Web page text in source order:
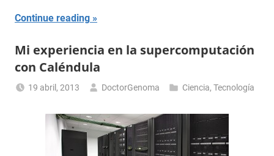
Continue reading
Mi experiencia en la supercomputación
con Caléndula
19 abril, 2013 DoctorGenoma Ciencia, Tecnología